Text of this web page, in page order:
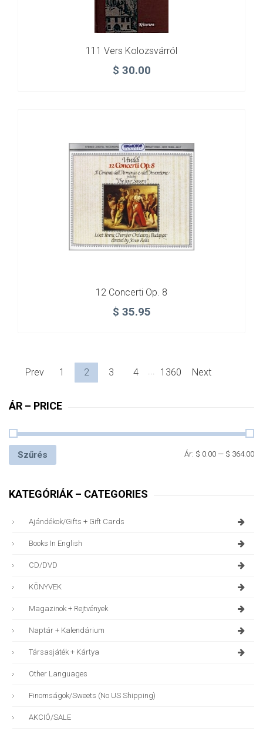
111 Vers Kolozsvárról
$ 30.00
12 Concerti Op. 8
$ 35.95
Prev 1 2 3 4 ... 1360 Next
ÁR – PRICE
Szűrés Ár: $ 0.00 — $ 364.00
KATEGÓRIÁK – CATEGORIES
Ajándékok/gifts + Gift Cards
Books In English
CD/DVD
KÖNYVEK
Magazinok + Rejtvények
Naptár + Kalendárium
Társasjáték + Kártya
Other Languages
Finomságok/sweets (no US Shipping)
AKCIÓ/SALE